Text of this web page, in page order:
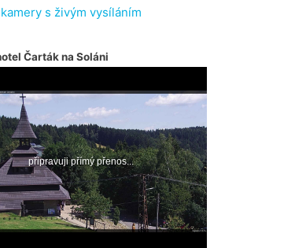
s živým vysíláním
Čarták na Soláni